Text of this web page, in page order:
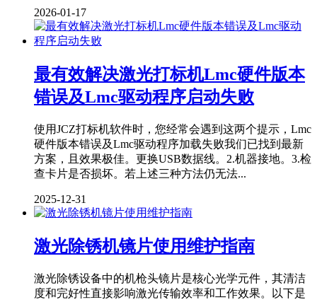
2026-01-17
最有效解决激光打标机Lmc硬件版本
错误及Lmc驱动程序启动失败
使用JCZ打标机软件时，您经常会遇到这两个提示，Lmc
硬件版本错误及Lmc驱动程序加载失败我们已找到最新
方案，且效果极佳。更换USB数据线。2.机器接地。3.检
查卡片是否损坏。若上述三种方法仍无法...
2025-12-31
激光除锈机镜片使用维护指南
激光除锈设备中的机枪头镜片是核心光学元件，其清洁
度和完好性直接影响激光传输效率和工作效果。以下是